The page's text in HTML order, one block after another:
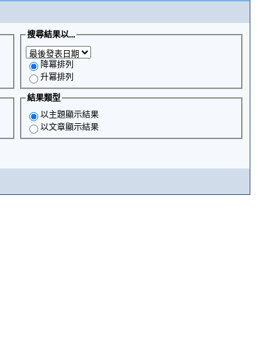
搜尋結果以...
降冪排列
升冪排列
結果類型
以主題顯示結果
以文章顯示結果